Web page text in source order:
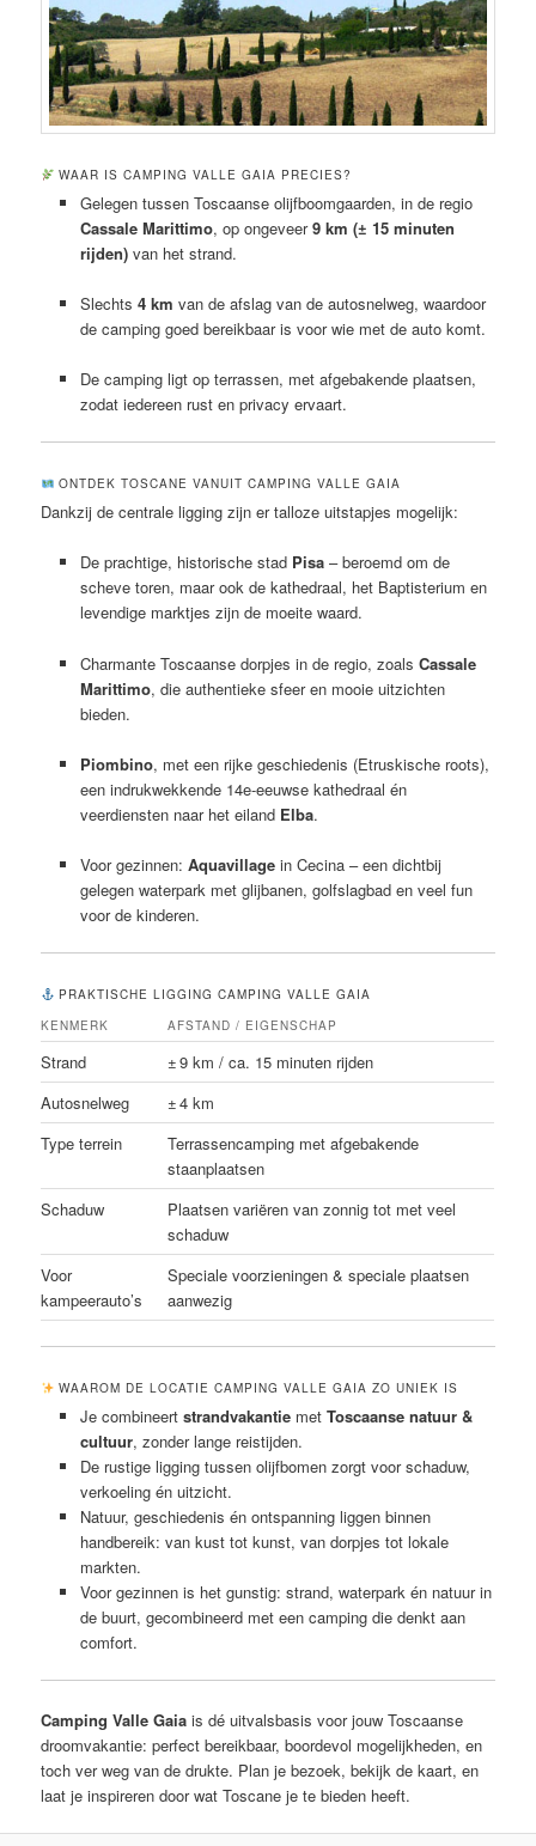
WAAR IS CAMPING VALLE GAIA PRECIES?
Gelegen tussen Toscaanse olijfboomgaarden, in de regio
Cassale Marittimo, op ongeveer9 km (± 15 minuten
rijden)van het strand.
Slechts 4 km van de afslag van de autosnelweg, waardoor
de camping goed bereikbaar is voor wie met de auto komt.
De camping ligt op terrassen, met afgebakende plaatsen,
zodat iedereen rust en privacy ervaart.
ONTDEK TOSCANE VANUIT CAMPING VALLE GAIA
Dankzij de centrale ligging zijn er talloze uitstapjes mogelijk:
De prachtige, historische stad Pisa– beroemd om de
scheve toren, maar ook de kathedraal, het Baptisterium en
levendige marktjes zijn de moeite waard.
Charmante Toscaanse dorpjes in de regio, zoals Cassale
Marittimo, die authentieke sfeer en mooie uitzichten
bieden.
Piombino, met een rijke geschiedenis (Etruskische roots),
een indrukwekkende 14e-eeuwse kathedraal én
veerdiensten naar het eiland Elba.
Voor gezinnen: Aquavillagein Cecina – een dichtbij
gelegen waterpark met glijbanen, golfslagbad en veel fun
voor de kinderen.
PRAKTISCHE LIGGING CAMPING VALLE GAIA
KENMERK
AFSTAND / EIGENSCHAP
Strand
± 9 km / ca. 15 minuten rijden
Autosnelweg
± 4 km
Type terrein
Terrassencamping met afgebakende
staanplaatsen
Schaduw
Plaatsen variëren van zonnig tot met veel
schaduw
Voor
kampeerauto’s
Speciale voorzieningen & speciale plaatsen
aanwezig
WAAROM DE LOCATIE CAMPING VALLE GAIA ZO UNIEK IS
Je combineert strandvakantiemet Toscaanse natuur &
cultuur, zonder lange reistijden.
De rustige ligging tussen olijfbomen zorgt voor schaduw,
verkoeling én uitzicht.
Natuur, geschiedenis én ontspanning liggen binnen
handbereik: van kust tot kunst, van dorpjes tot lokale
markten.
Voor gezinnen is het gunstig: strand, waterpark én natuur in
de buurt, gecombineerd met een camping die denkt aan
comfort.
Camping Valle Gaia is dé uitvalsbasis voor jouw Toscaanse
droomvakantie: perfect bereikbaar, boordevol mogelijkheden, en
toch ver weg van de drukte. Plan je bezoek, bekijk de kaart, en
laat je inspireren door wat Toscane je te bieden heeft.